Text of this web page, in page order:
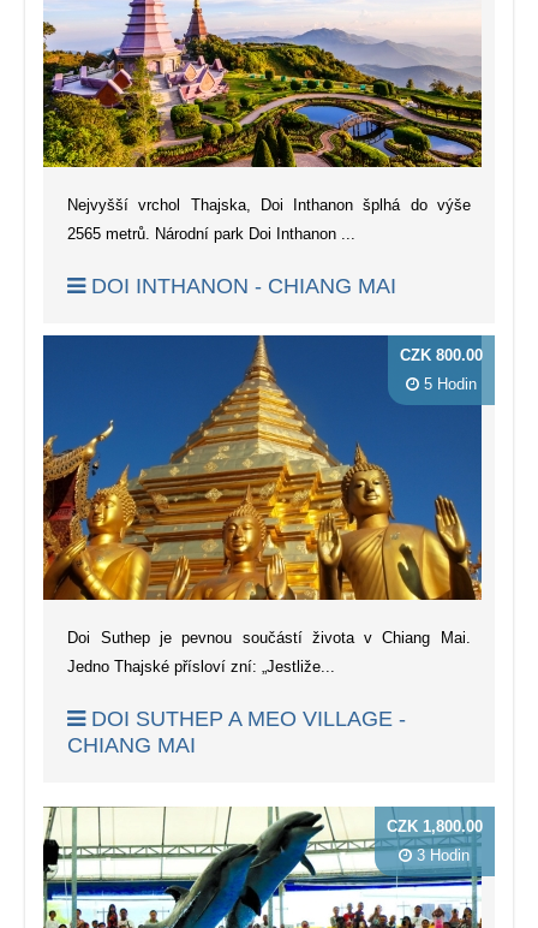
Nejvyšší vrchol Thajska, Doi Inthanon šplhá do výše
2565 metrů. Národní park Doi Inthanon ...
DOI INTHANON - CHIANG MAI
Doi Suthep je pevnou součástí života v Chiang Mai.
Jedno Thajské přísloví zní: „Jestliže...
DOI SUTHEP A MEO VILLAGE -
CHIANG MAI
CZK 800.00
5 Hodin
CZK 1,800.00
3 Hodin